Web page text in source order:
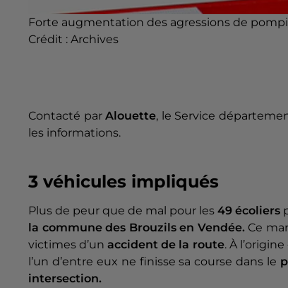
Forte augmentation des agressions de
Crédit : Archives
Contacté parAlouette, le Service
les informations.
3 véhicules impliqués
Plus de peur que de mal pour les49 écoliers
la commune des Brouzils en Vendée. Ce
victimes d’un accident de la route. À
l’un d’entre eux ne finisse sa course dans le
intersection.